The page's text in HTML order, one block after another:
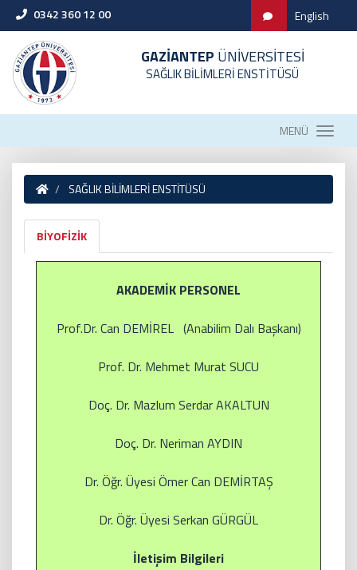
0342 360 12 00 English
GAZİANTEP ÜNİVERSİTESİ
SAĞLIK BİLİMLERİ ENSTİTÜSÜ
MENÜ
SAĞLIK BİLİMLERİ ENSTİTÜSÜ
BİYOFİZİK
AKADEMİK PERSONEL
Prof.Dr. Can DEMİREL (Anabilim Dalı Başkanı)
Prof. Dr. Mehmet Murat SUCU
Doç. Dr. Mazlum Serdar AKALTUN
Doç. Dr. Neriman AYDIN
Dr. Öğr. Üyesi Ömer Can DEMİRTAŞ
Dr. Öğr. Üyesi Serkan GÜRGÜL
İletişim Bilgileri